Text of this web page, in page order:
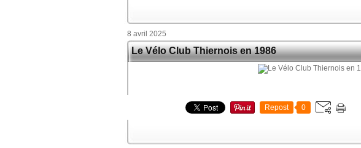
8 avril 2025
Le Vélo Club Thiernois en 1986
Repost 0